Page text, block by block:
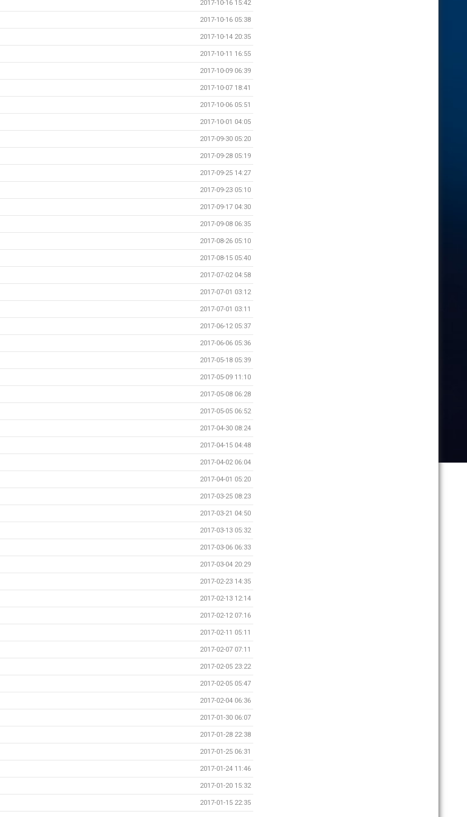
2017-10-16 15:42
2017-10-16 05:38
2017-10-14 20:35
2017-10-11 16:55
2017-10-09 06:39
2017-10-07 18:41
2017-10-06 05:51
2017-10-01 04:05
2017-09-30 05:20
2017-09-28 05:19
2017-09-25 14:27
2017-09-23 05:10
2017-09-17 04:30
2017-09-08 06:35
2017-08-26 05:10
2017-08-15 05:40
2017-07-02 04:58
2017-07-01 03:12
2017-07-01 03:11
2017-06-12 05:37
2017-06-06 05:36
2017-05-18 05:39
2017-05-09 11:10
2017-05-08 06:28
2017-05-05 06:52
2017-04-30 08:24
2017-04-15 04:48
2017-04-02 06:04
2017-04-01 05:20
2017-03-25 08:23
2017-03-21 04:50
2017-03-13 05:32
2017-03-06 06:33
2017-03-04 20:29
2017-02-23 14:35
2017-02-13 12:14
2017-02-12 07:16
2017-02-11 05:11
2017-02-07 07:11
2017-02-05 23:22
2017-02-05 05:47
2017-02-04 06:36
2017-01-30 06:07
2017-01-28 22:38
2017-01-25 06:31
2017-01-24 11:46
2017-01-20 15:32
2017-01-15 22:35